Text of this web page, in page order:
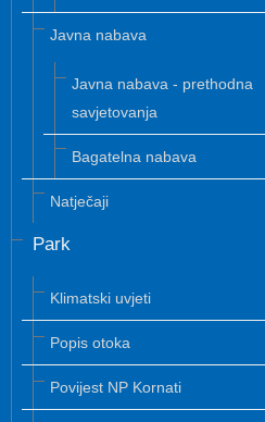
Javna nabava
Javna nabava - prethodna
savjetovanja
Bagatelna nabava
Natječaji
Park
Klimatski uvjeti
Popis otoka
Povijest NP Kornati